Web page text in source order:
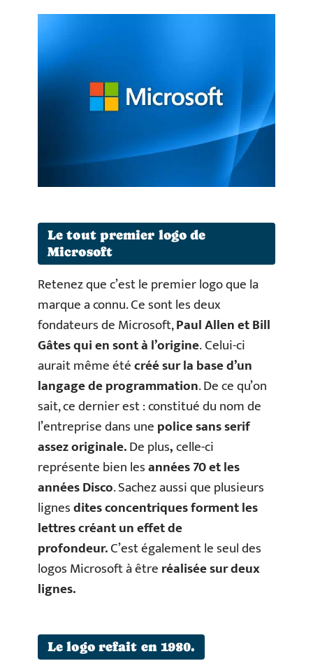
Le tout premier logo de
Microsoft
Retenez que c’est le premier logo que la
marque a connu. Ce sont les deux
fondateurs de Microsoft,Paul Allen et Bill
Gâtes qui en sont à l’origine. Celui-ci
aurait même étécréé sur la base d’un
langage de programmation. De ce qu’on
sait, ce dernier est : constitué du nom de
l’entreprise dans unepolice sans serif
assez originale.De plus,celle-ci
représente bien lesannées 70 et les
années Disco. Sachez aussi que plusieurs
lignesdites concentriques forment les
lettres créant un effet de
profondeur.C’est également le seul des
logos Microsoft à êtreréalisée sur deux
lignes.
Le logo refait en 1980.